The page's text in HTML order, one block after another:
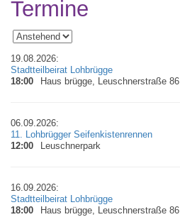
Termine
19.08.2026:
Stadtteilbeirat Lohbrügge
18:00
Haus brügge, Leuschnerstraße 86
06.09.2026:
11. Lohbrügger Seifenkistenrennen
12:00
Leuschnerpark
16.09.2026:
Stadtteilbeirat Lohbrügge
18:00
Haus brügge, Leuschnerstraße 86